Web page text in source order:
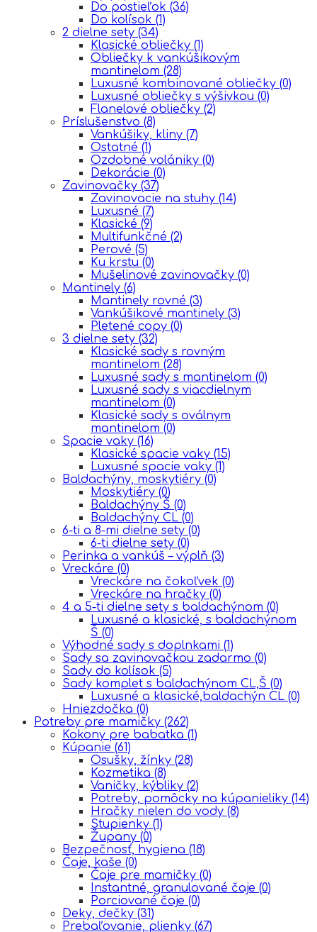
Do postieľok (36)
Do kolísok (1)
2 dielne sety (34)
Klasické obliečky (1)
Obliečky k vankúšikovým
mantinelom (28)
Luxusné kombinované obliečky (0)
Luxusné obliečky s výšivkou (0)
Flanelové obliečky (2)
Príslušenstvo (8)
Vankúšiky, kliny (7)
Ostatné (1)
Ozdobné volániky (0)
Dekorácie (0)
Zavinovačky (37)
Zavinovacie na stuhy (14)
Luxusné (7)
Klasické (9)
Multifunkčné (2)
Perové (5)
Ku krstu (0)
Mušelinové zavinovačky (0)
Mantinely (6)
Mantinely rovné (3)
Vankúšikové mantinely (3)
Pletené copy (0)
3 dielne sety (32)
Klasické sady s rovným
mantinelom (28)
Luxusné sady s mantinelom (0)
Luxusné sady s viacdielnym
mantinelom (0)
Klasické sady s oválnym
mantinelom (0)
Spacie vaky (16)
Klasické spacie vaky (15)
Luxusné spacie vaky (1)
Baldachýny, moskytiéry (0)
Moskytiéry (0)
Baldachýny Š (0)
Baldachýny CL (0)
6-ti a 8-mi dielne sety (0)
6-ti dielne sety (0)
Perinka a vankúš – výplň (3)
Vreckáre (0)
Vreckáre na čokoľvek (0)
Vreckáre na hračky (0)
4 a 5-ti dielne sety s baldachýnom (0)
Luxusné a klasické, s baldachýnom
Š (0)
Výhodné sady s doplnkami (1)
Sady sa zavinovačkou zadarmo (0)
Sady do kolísok (5)
Sady komplet s baldachýnom CL,Š (0)
Luxusné a klasické,baldachýn CL (0)
Hniezdočka (0)
Potreby pre mamičky (262)
Kokony pre babatka (1)
Kúpanie (61)
Osušky, žínky (28)
Kozmetika (8)
Vaničky, kýbliky (2)
Potreby, pomôcky na kúpanieliky (14)
Hračky nielen do vody (8)
Stupienky (1)
Župany (0)
Bezpečnosť, hygiena (18)
Čaje, kaše (0)
Čaje pre mamičky (0)
Instantné, granulované čaje (0)
Porciované čaje (0)
Deky, dečky (31)
Prebaľovanie, plienky (67)